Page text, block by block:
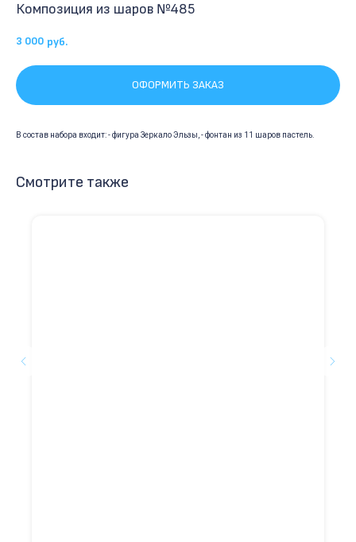
Композиция из шаров №485
3 000 руб.
ОФОРМИТЬ ЗАКАЗ
В состав набора входит: - фигура Зеркало Эльзы, - фонтан из 11 шаров пастель.
Смотрите также